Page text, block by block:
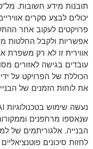
תובנות מידע חשובות.
יכולים לבצע סקרים
פרויקטים לעקוב אחר
אפשריות ולקבל החלטות
אווירית זו לא רק
עובדים בגישה לאזורים
הכוללת של הפרויקט על
את לוחות הזמנים של
שנאספו מרחפנים
הבנייה. אלגוריתמים של
לחזות סיכונים